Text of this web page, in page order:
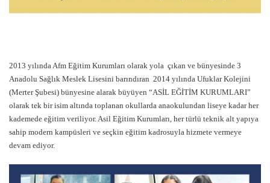
2013 yılında Afm Eğitim Kurumları olarak yola çıkan ve bünyesinde 3
Anadolu Sağlık Meslek Lisesini barındıran 2014 yılında Ufuklar Kolejini
(Merter Şubesi) bünyesine alarak büyüyen “ASİL EĞİTİM KURUMLARI”
olarak tek bir isim altında toplanan okullarda anaokulundan liseye kadar her
kademede eğitim veriliyor. Asil Eğitim Kurumları, her türlü teknik alt yapıya
sahip modern kampüsleri ve seçkin eğitim kadrosuyla hizmete vermeye
devam ediyor.